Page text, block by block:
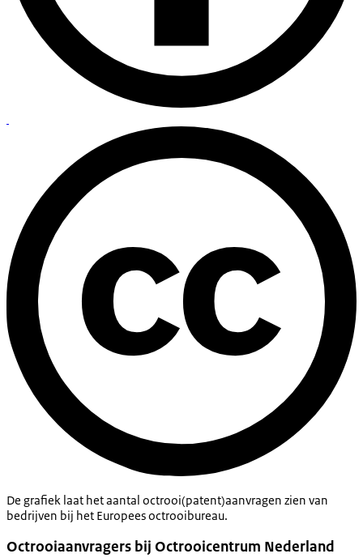
De grafiek laat het aantal octrooi(patent)aanvragen zien van
bedrijven bij het Europees octrooibureau.
Octrooiaanvragers bij Octrooicentrum Nederland